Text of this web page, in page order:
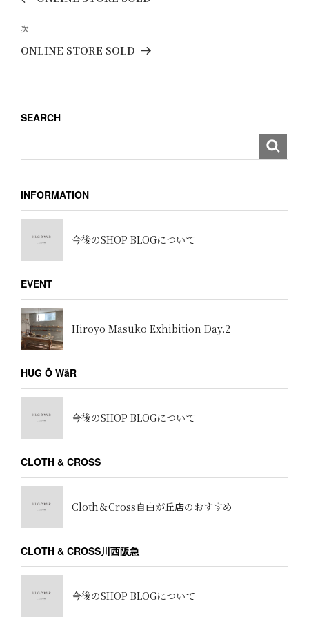
ナ
ビ
ゲ
ン
投
稿
次
の
次
ONLINE STORE SOLD
SEARCH
INFORMATION
今後のSHOP BLOGについて
EVENT
Hiroyo Masuko Exhibition Day.2
HUG Ō WäR
今後のSHOP BLOGについて
CLOTH & CROSS
Cloth＆Cross自由が丘店のおすすめ
CLOTH & CROSS川西阪急
今後のSHOP BLOGについて